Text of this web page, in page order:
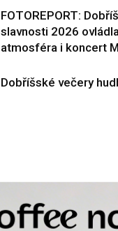
FOTOREPORT:
slavnosti 2026
atmosféra i koncert
Dobříšské večery